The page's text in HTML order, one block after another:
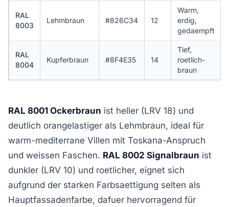
RAL
8003
Lehmbraun #826C34 12
Warm,
erdig,
gedaempft
RAL
8004
Kupferbraun #8F4E35 14
Tief,
roetlich-
braun
RAL 8001 Ockerbraun ist heller (LRV 18) und
deutlich orangelastiger als Lehmbraun, ideal für
warm-mediterrane Villen mit Toskana-Anspruch
und weissen Faschen. RAL 8002 Signalbraun ist
dunkler (LRV 10) und roetlicher, eignet sich
aufgrund der starken Farbsaettigung selten als
Hauptfassadenfarbe, dafuer hervorragend für